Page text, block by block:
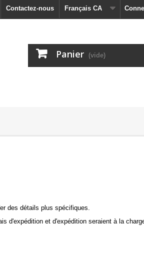
Français CA
Contactez-nous
Panier (vide)
des détails plus spécifiques.
d'expédition et d'expédition seraient à la